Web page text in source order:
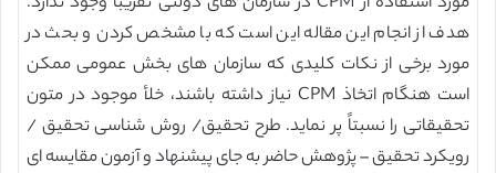
هدف از انجام این مقاله این است که با مشخص کردن و بحث در
مورد برخی از نکات کلیدی که سازمان های بخش عمومی ممکن
است هنگام اتخاذ CPM نیاز داشته باشند، خلأ موجود در متون
تحقیقاتی را نسبتاً پر نماید. طرح تحقیق/ روش شناسی تحقیق /
رویکرد تحقیق – پژوهش حاضر به جای پیشنهاد و آزمون مقایسه ای